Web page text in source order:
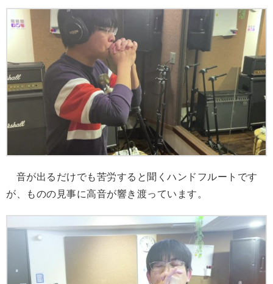
音が出るだけでも苦労すると聞くハンドフルートです
が、ものの見事に高音が響き渡っています。